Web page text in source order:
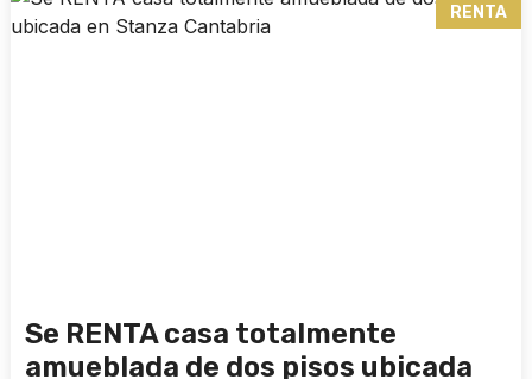
RENTA
Se RENTA casa totalmente
amueblada de dos pisos ubicada